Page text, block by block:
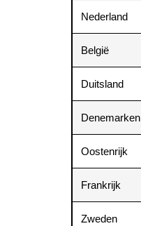
Nederland
België
Duitsland
Denemarken
Oostenrijk
Frankrijk
Zweden